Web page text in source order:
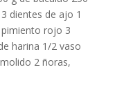
dientes de ajo 1
rojo 3
harina 1/2 vaso
2 ñoras,